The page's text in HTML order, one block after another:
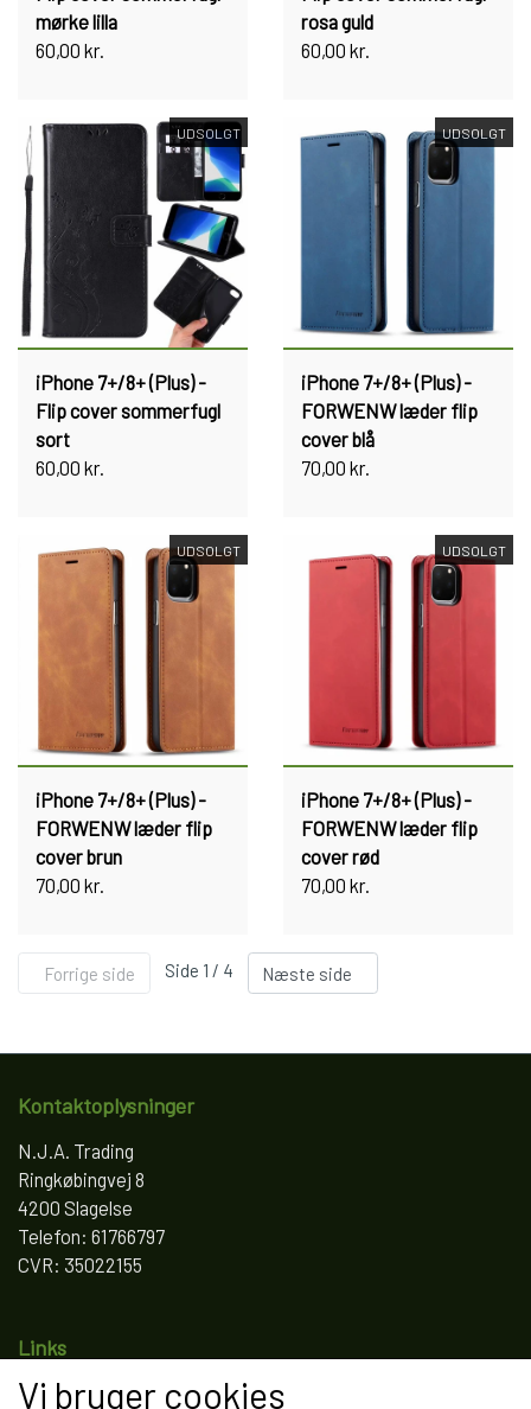
mørke lilla
60,00 kr.
rosa guld
60,00 kr.
UDSOLGT
iPhone 7+/8+ (Plus) -
Flip cover sommerfugl
sort
60,00 kr.
UDSOLGT
iPhone 7+/8+ (Plus) -
FORWENW læder flip
cover blå
70,00 kr.
UDSOLGT
iPhone 7+/8+ (Plus) -
FORWENW læder flip
cover brun
70,00 kr.
UDSOLGT
iPhone 7+/8+ (Plus) -
FORWENW læder flip
cover rød
70,00 kr.
Forrige side Side 1 / 4 Næste side
Kontaktoplysninger
N.J.A. Trading
Ringkøbingvej 8
4200 Slagelse
Telefon: 61766797
CVR: 35022155
Links
Salgs- og leveringsbetingelser
Vi bruger cookies